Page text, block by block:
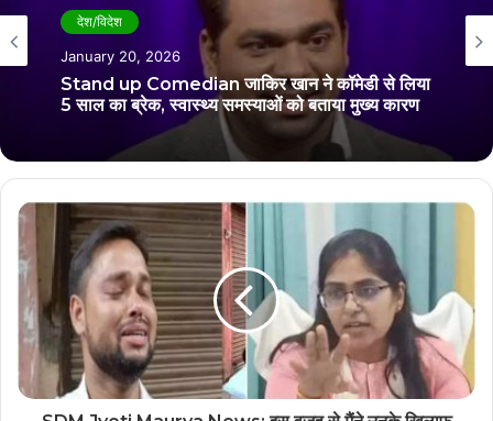
देश/विदेश
January 20, 2026
Stand up Comedian जाकिर खान ने कॉमेडी से लिया
5 साल का ब्रेक, स्वास्थ्य समस्याओं को बताया मुख्य कारण
देश/विदेश
December 25, 2025
सीएम योगी आदित्यनाथ को लेकर कवि कुमार विश्वास ने की
मजेदार बात, वीडियो हो रहा गायरल